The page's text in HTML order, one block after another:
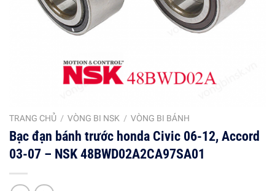
TRANG CHỦ / VÒNG BI NSK / VÒNG BI BÁNH
Bạc đạn bánh trước honda Civic 06-12, Accord
03-07 – NSK 48BWD02A2CA97SA01